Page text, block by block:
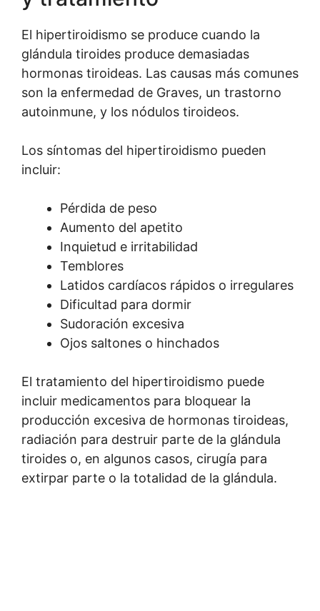
El hipertiroidismo se produce cuando la
glándula tiroides produce demasiadas
hormonas tiroideas. Las causas más comunes
son la enfermedad de Graves, un trastorno
autoinmune, y los nódulos tiroideos.
Los síntomas del hipertiroidismo pueden
incluir:
Pérdida de peso
Aumento del apetito
Inquietud e irritabilidad
Temblores
Latidos cardíacos rápidos o irregulares
Dificultad para dormir
Sudoración excesiva
Ojos saltones o hinchados
El tratamiento del hipertiroidismo puede
incluir medicamentos para bloquear la
producción excesiva de hormonas tiroideas,
radiación para destruir parte de la glándula
tiroides o, en algunos casos, cirugía para
extirpar parte o la totalidad de la glándula.